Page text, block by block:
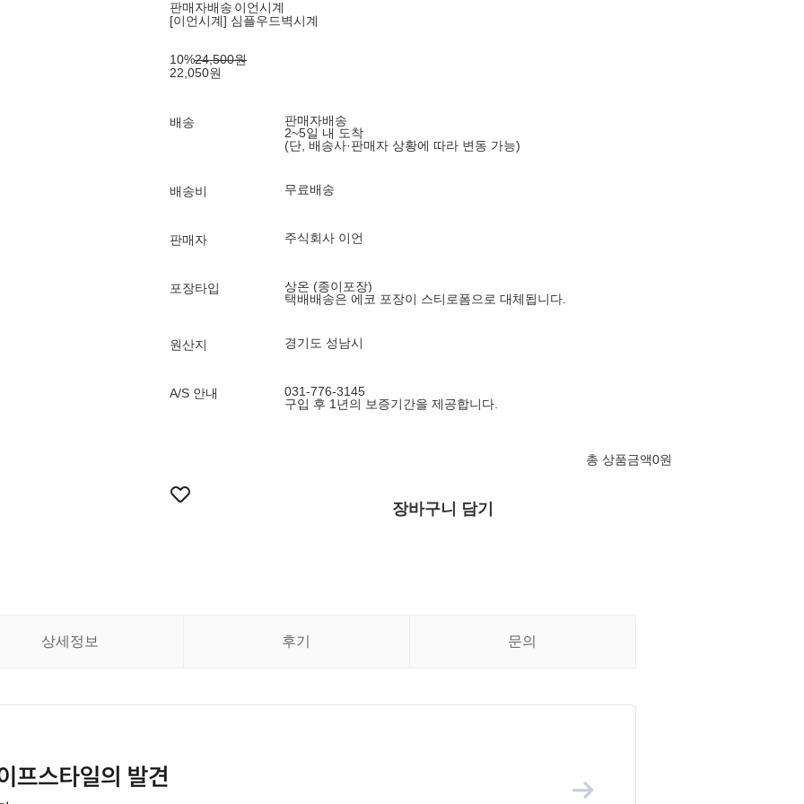
판매자배송 이언시계
[이언시계] 심플우드벽시계
10%24,500원
22,050원
배송
판매자배송
2~5일 내 도착
(단, 배송사·판매자 상황에 따라 변동 가능)
배송비 무료배송
판매자 주식회사 이언
포장타입
상온 (종이포장)
택배배송은 에코 포장이 스티로폼으로 대체됩니다.
원산지 경기도 성남시
A/S 안내
031-776-3145
구입 후 1년의 보증기간을 제공합니다.
총 상품금액0원
장바구니 담기
상세정보 후기 문의